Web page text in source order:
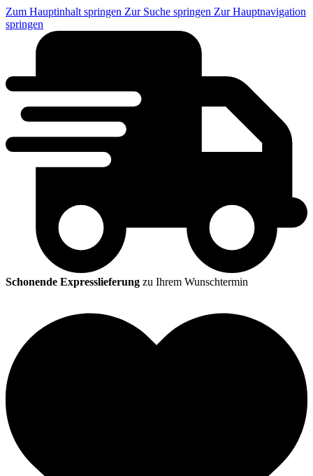
Zum Hauptinhalt springen Zur Suche springen Zur Hauptnavigation
springen
Schonende Expresslieferung zu Ihrem Wunschtermin